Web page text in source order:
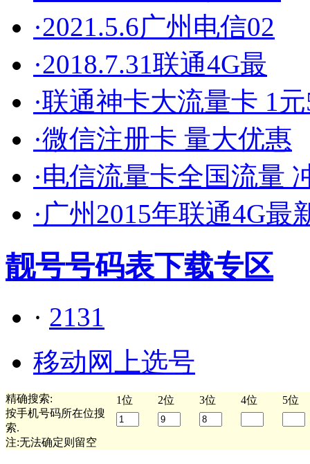
·2021.5.6广州电信02
·2018.7.31联通4G最
·联通神卡大流量卡 1
·微信注册卡 量大优惠
·电信流量卡全国流量
·广州2015年联通4G最
靓号号码表下载专区
· 2131
移动网上选号
精确搜索:
按手机号码所在位搜
索.
注:无法确定则留空
1位 2位 3位 4位 5位